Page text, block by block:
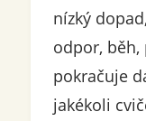
nízký
odpor,
pokračuje
jakékoli